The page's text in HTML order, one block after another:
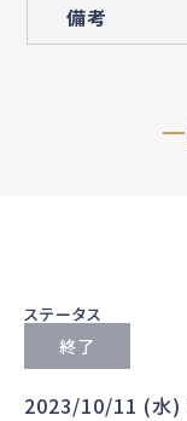
備考
ステータス
終了
2023/10/11 (水)